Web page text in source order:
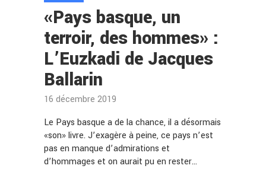
«Pays basque, un
terroir, des hommes» :
L’Euzkadi de Jacques
Ballarin
16 décembre 2019
Le Pays basque a de la chance, il a désormais
«son» livre. J’exagère à peine, ce pays n’est
pas en manque d’admirations et
d’hommages et on aurait pu en rester…